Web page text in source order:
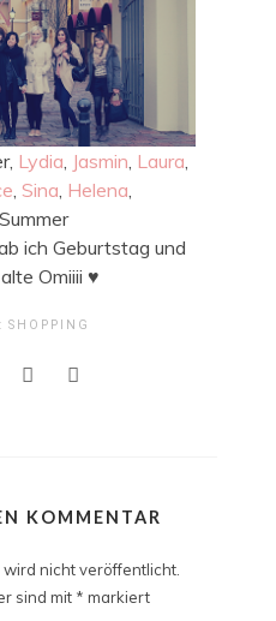
Lydia Jasmin Laura
Sina Helena
ich Geburtstag und
Omiiii ♥
SHOPPING
KOMMENTAR
nicht veröffentlicht.
sind mit * markiert